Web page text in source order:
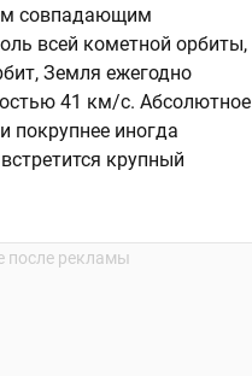
совпадающим
всей кометной орбиты,
Земля ежегодно
41 км/с. Абсолютное
покрупнее иногда
крупный